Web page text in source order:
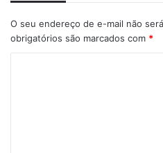
O seu endereço de e-mail não
obrigatórios são marcados com *